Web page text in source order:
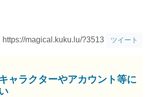
https://magical.kuku.lu/?3513 ツイート
ャラクターやアカウント等に